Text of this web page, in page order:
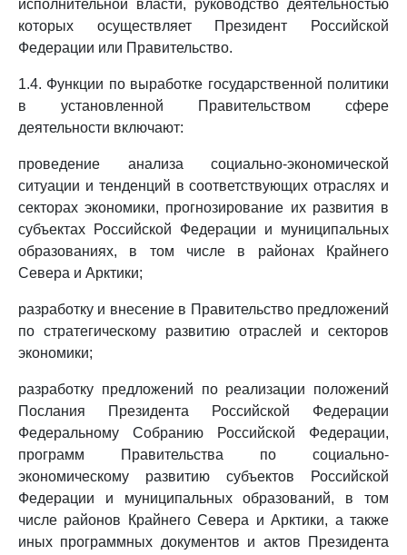
исполнительной власти, руководство деятельностью
которых осуществляет Президент Российской
Федерации или Правительство.
1.4. Функции по выработке государственной политики
в установленной Правительством сфере
деятельности включают:
проведение анализа социально-экономической
ситуации и тенденций в соответствующих отраслях и
секторах экономики, прогнозирование их развития в
субъектах Российской Федерации и муниципальных
образованиях, в том числе в районах Крайнего
Севера и Арктики;
разработку и внесение в Правительство предложений
по стратегическому развитию отраслей и секторов
экономики;
разработку предложений по реализации положений
Послания Президента Российской Федерации
Федеральному Собранию Российской Федерации,
программ Правительства по социально-
экономическому развитию субъектов Российской
Федерации и муниципальных образований, в том
числе районов Крайнего Севера и Арктики, а также
иных программных документов и актов Президента